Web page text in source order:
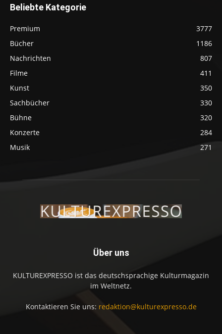
Beliebte Kategorie
Premium
3777
Bücher
1186
Nachrichten
807
Filme
411
Kunst
350
Sachbücher
330
Bühne
320
Konzerte
284
Musik
271
Über uns
KULTUREXPRESSO ist das deutschsprachige Kulturmagazin
im Weltnetz.
Kontaktieren Sie uns: redaktion@kulturexpresso.de